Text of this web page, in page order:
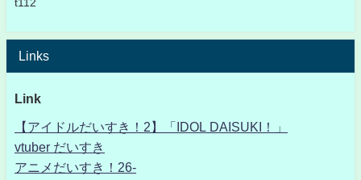
t112
Links
Link
【アイドルだいすき！2】「IDOL DAISUKI！」
vtuber だいすき
アニメだいすき！26-